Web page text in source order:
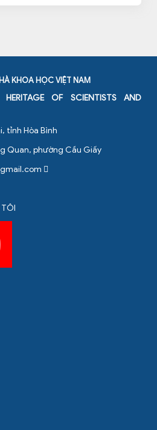
KHOA HỌC VIỆT NAM
OF SCIENTISTS AND
tỉnh Hòa Bình
Quan, phường Cầu Giấy
TÔI